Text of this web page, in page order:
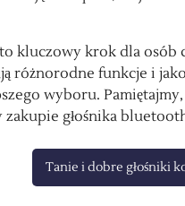
kluczowy krok dla osób
funkcje i
wyboru.
głośnika
Tanie i dobre głośniki